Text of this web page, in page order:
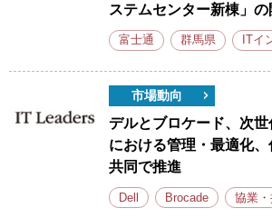
ステムセンター新棟」
富士通 群馬県 ITイ
市場動向
デルとブロケード、次
における管理・最適化
共同で推進
Dell Brocade 協業